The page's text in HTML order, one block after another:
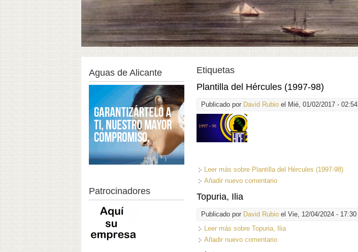
Etiquetas
Plantilla del Hércules (1997-98)
Publicado por David Rubio el Mié, 01/02/2017 - 02:54
Leer más sobre Plantilla del Hércules (1997-98)
Añadir nuevo comentario
Topuria, Ilia
Publicado por David Rubio el Vie, 12/04/2024 - 17:30
Leer más sobre Topuria, Ilia
Añadir nuevo comentario
Aguas de Alicante
Patrocinadores